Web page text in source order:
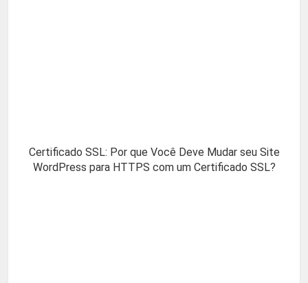
Certificado SSL: Por que Você Deve Mudar seu Site
WordPress para HTTPS com um Certificado SSL?